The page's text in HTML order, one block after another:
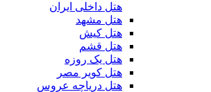
هتل داخلی ایران
هتل مشهد
هتل کیش
هتل قشم
هتل یک روزه
هتل کویر مصر
هتل دریاچه عروس